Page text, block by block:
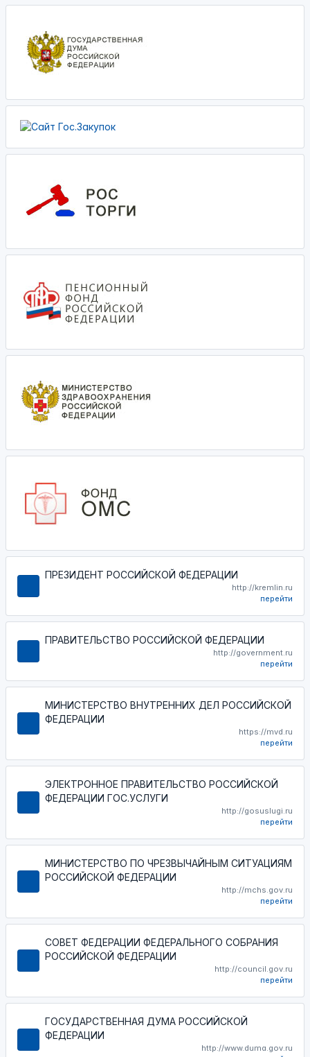
ПРЕЗИДЕНТ РОССИЙСКОЙ ФЕДЕРАЦИИ
http://kremlin.ru
перейти
ПРАВИТЕЛЬСТВО РОССИЙСКОЙ ФЕДЕРАЦИИ
http://government.ru
перейти
МИНИСТЕРСТВО ВНУТРЕННИХ ДЕЛ РОССИЙСКОЙ
ФЕДЕРАЦИИ
https://mvd.ru
перейти
ЭЛЕКТРОННОЕ ПРАВИТЕЛЬСТВО РОССИЙСКОЙ
ФЕДЕРАЦИИ ГОС.УСЛУГИ
http://gosuslugi.ru
перейти
МИНИСТЕРСТВО ПО ЧРЕЗВЫЧАЙНЫМ СИТУАЦИЯМ
РОССИЙСКОЙ ФЕДЕРАЦИИ
http://mchs.gov.ru
перейти
СОВЕТ ФЕДЕРАЦИИ ФЕДЕРАЛЬНОГО СОБРАНИЯ
РОССИЙСКОЙ ФЕДЕРАЦИИ
http://council.gov.ru
перейти
ГОСУДАРСТВЕННАЯ ДУМА РОССИЙСКОЙ
ФЕДЕРАЦИИ
http://www.duma.gov.ru